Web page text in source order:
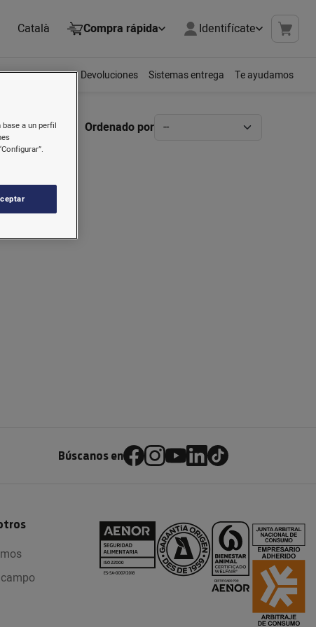
Català Compra rápida Identifícate
Devoluciones Sistemas entrega Te ayudamos
Ordenado por
Búscanos en
a un perfil